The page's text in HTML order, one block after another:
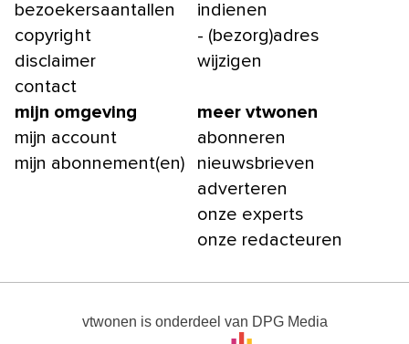
bezoekersaantallen
copyright
disclaimer
contact
indienen
- (bezorg)adres
wijzigen
mijn omgeving
mijn account
mijn abonnement(en)
meer vtwonen
abonneren
nieuwsbrieven
adverteren
onze experts
onze redacteuren
vtwonen is onderdeel van DPG Media